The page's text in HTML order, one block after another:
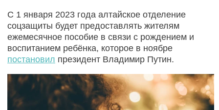
С 1 января 2023 года алтайское отделение
соцзащиты будет предоставлять жителям
ежемесячное пособие в связи с рождением и
воспитанием ребёнка, которое в ноябре
постановил президент Владимир Путин.